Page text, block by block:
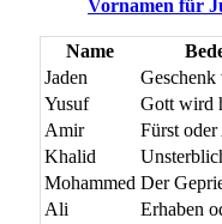
Vornamen für
Name
Jaden
Yusuf
Gott wird
Amir
Fürst
Khalid
Mohammed Der
Ali
Erhaben